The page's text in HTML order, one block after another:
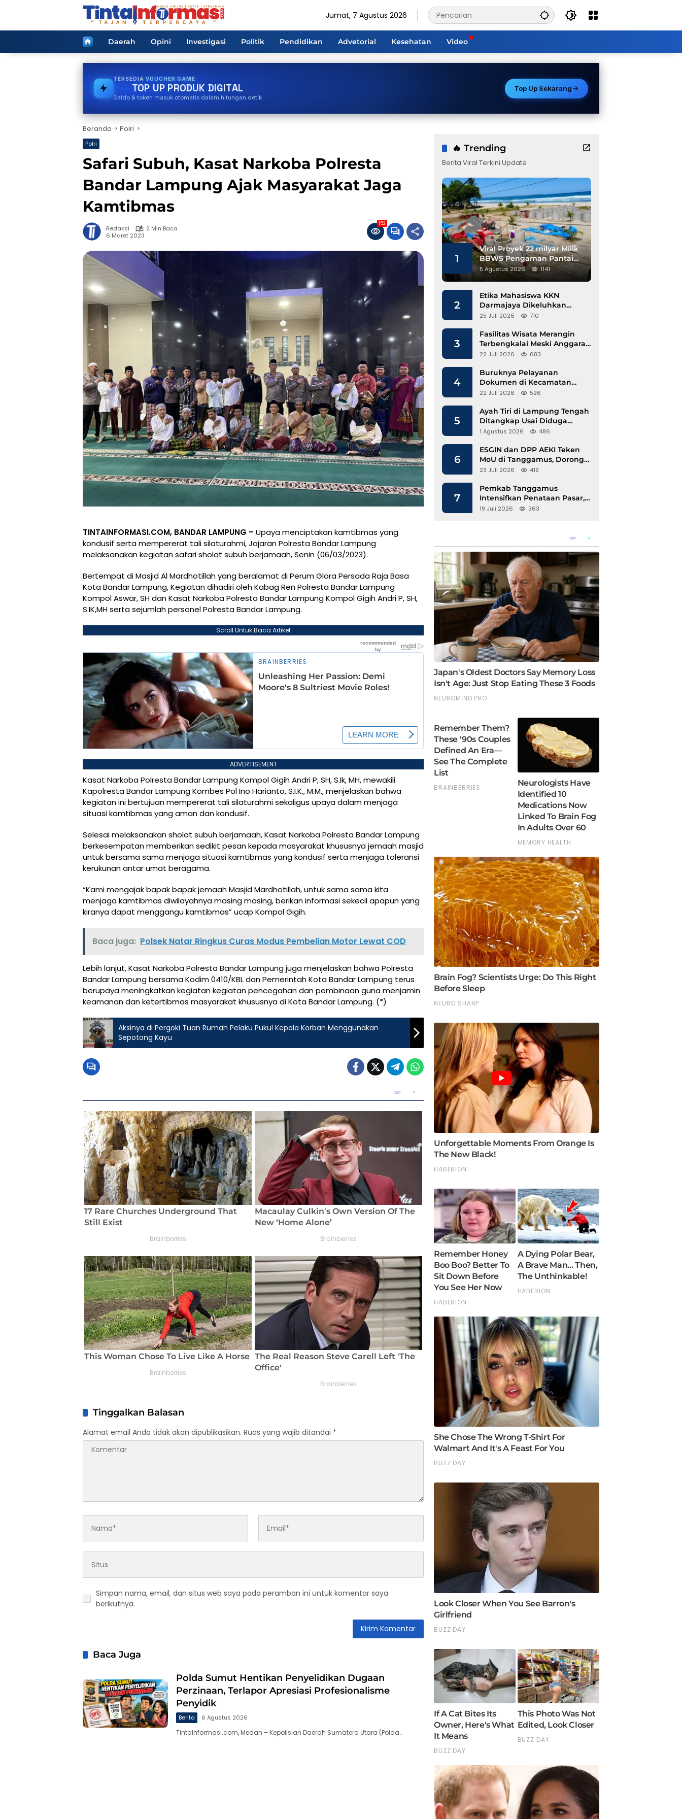
Jumat, 7 Agustus 2026
HomeDaerah Opini Investigasi Politik Pendidikan Advetorial Kesehatan Video
TERSEDIA PDAM
TOP UP PRODUK DIGITAL
Saldo & token masuk otomatis dalam hitungan detik
Top Up Sekarang
Beranda Polri
Polri
Safari Subuh, Kasat Narkoba Polresta
Bandar Lampung Ajak Masyarakat Jaga
Kamtibmas
Redaksi
2 Min Baca
6 Maret 2023
152
TINTAINFORMASI.COM, BANDAR LAMPUNG – Upaya menciptakan kamtibmas yang
kondusif serta mempererat tali silaturahmi, Jajaran Polresta Bandar Lampung
melaksanakan kegiatan safari sholat subuh berjamaah, Senin (06/03/2023).
Bertempat di Masjid Al Mardhotillah yang beralamat di Perum Glora Persada Raja Basa
Kota Bandar Lampung, Kegiatan dihadiri oleh Kabag Ren Polresta Bandar Lampung
Kompol Aswar, SH dan Kasat Narkoba Polresta Bandar Lampung Kompol Gigih Andri P, SH,
S.IK,MH serta sejumlah personel Polresta Bandar Lampung.
Scroll Untuk Baca Artikel
ADVERTISEMENT
Kasat Narkoba Polresta Bandar Lampung Kompol Gigih Andri P, SH, S.Ik, MH, mewakili
Kapolresta Bandar Lampung Kombes Pol Ino Harianto, S.I.K., M.M., menjelaskan bahwa
kegiatan ini bertujuan mempererat tali silaturahmi sekaligus upaya dalam menjaga
situasi kamtibmas yang aman dan kondusif.
Selesai melaksanakan sholat subuh berjamaah, Kasat Narkoba Polresta Bandar Lampung
berkesempatan memberikan sedikit pesan kepada masyarakat khususnya jemaah masjid
untuk bersama sama menjaga situasi kamtibmas yang kondusif serta menjaga toleransi
kerukunan antar umat beragama.
“Kami mengajak bapak bapak jemaah Masjid Mardhotillah, untuk sama sama kita
menjaga kamtibmas diwilayahnya masing masing, berikan informasi sekecil apapun yang
kiranya dapat menggangu kamtibmas” ucap Kompol Gigih.
Baca juga: Polsek Natar Ringkus Curas Modus Pembelian Motor Lewat COD
Lebih lanjut, Kasat Narkoba Polresta Bandar Lampung juga menjelaskan bahwa Polresta
Bandar Lampung bersama Kodim 0410/KBL dan Pemerintah Kota Bandar Lampung terus
berupaya meningkatkan kegiatan kegiatan pencegahan dan pembinaan guna menjamin
keamanan dan ketertibmas masyarakat khususnya di Kota Bandar Lampung. (*)
Aksinya di Pergoki Tuan Rumah Pelaku Pukul Kepala Korban Menggunakan
Sepotong Kayu
Tinggalkan Balasan
Alamat email Anda tidak akan dipublikasikan. Ruas yang wajib ditandai *
Simpan nama, email, dan situs web saya pada peramban ini untuk komentar saya
berikutnya.
Baca Juga
Polda Sumut Hentikan Penyelidikan Dugaan
Perzinaan, Terlapor Apresiasi Profesionalisme
Penyidik
Berita 6 Agustus 2026
TintaInformasi.com, Medan – Kepolisian Daerah Sumatera Utara (Polda…
🔥 Trending
Berita Viral Terkini Update
1
Viral Proyek 22 milyar Milik
BBWS Pengaman Pantai
Pesisir Barat Diduga
Gunakan Besi Banci
5 Agustus 2026 1141
2
Etika Mahasiswa KKN
Darmajaya Dikeluhkan
Kepala Pekon Sinar Jawa
25 Juli 2026 710
3
Fasilitas Wisata Merangin
Terbengkalai Meski Anggaran
Perawatan Terus Mengalir
22 Juli 2026 683
4
Buruknya Pelayanan
Dokumen di Kecamatan
Pangkalan Susu, Kinerja
22 Juli 2026 526
5
Ayah Tiri di Lampung Tengah
Ditangkap Usai Diduga
Hamili Anak di Bawah Umur
1 Agustus 2026 486
6
ESGIN dan DPP AEKI Teken
MoU di Tanggamus, Dorong
Ekonomi Hijau Berbasis Kopi
23 Juli 2026 419
7
Pemkab Tanggamus
Intensifkan Penataan Pasar,
Pedagang Diajak Tempati
19 Juli 2026 363